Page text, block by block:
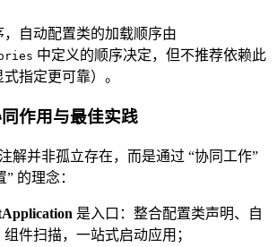
自动配置类的加载顺序由
中定义的顺序决定，但不推荐依赖此
指定更可靠）。
作用与最佳实践
解并非孤立存在，而是通过 “协同工作”
的理念：
是入口：整合配置类声明、自
件扫描，一站式启动应用；